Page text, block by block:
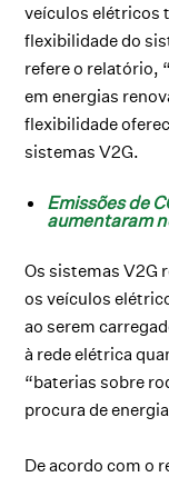
veículos elétricos
flexibilidade do
refere o relatório,
em energias
flexibilidade
sistemas V2G.
Emissões de
aumentaram
Os sistemas V2G
os veículos
ao serem
à rede elétrica
“baterias sobre
procura de
De acordo com o